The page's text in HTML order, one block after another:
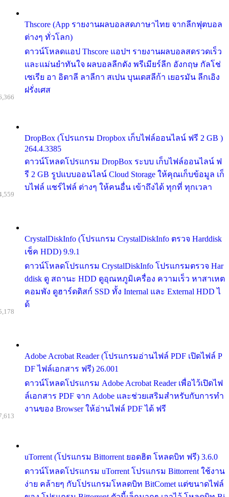
Thscore (App รายงานผลบอลสดภาษาไทย จากลีกฟุตบอล
ต่างๆ ทั่วโลก)
ดาวน์โหลดแอป Thscore แอปฯ รายงานผลบอลสดรวดเร็ว
และแม่นยำทันใจ ผลบอลลีกดัง พรีเมียร์ลีก อังกฤษ กัลโช่
เซเรีย อา อิตาลี ลาลีกา สเปน บุนเดสลีก้า เยอรมัน ลีกเอิง
ฝรั่งเศส
DropBox (โปรแกรม Dropbox เก็บไฟล์ออนไลน์ ฟรี 2 GB )
264.4.3385
ดาวน์โหลดโปรแกรม DropBox ระบบ เก็บไฟล์ออนไลน์ ฟ
รี 2 GB รูปแบบออนไลน์ Cloud Storage ให้คุณเก็บข้อมูล เก็
บไฟล์ แชร์ไฟล์ ต่างๆ ให้คนอื่น เข้าถึงได้ ทุกที่ ทุกเวลา
CrystalDiskInfo (โปรแกรม CrystalDiskInfo ตรวจ Harddisk
เช็ค HDD) 9.9.1
ดาวน์โหลดโปรแกรม CrystalDiskInfo โปรแกรมตรวจ Har
ddisk ดู สถานะ HDD ดูอุณหภูมิเครื่อง ความเร็ว หาสาเหต
คอมพัง ดูฮาร์ดดิสก์ SSD ทั้ง Internal และ External HDD ไ
ด้
Adobe Acrobat Reader (โปรแกรมอ่านไฟล์ PDF เปิดไฟล์ P
DF ไฟล์เอกสาร ฟรี) 26.001
ดาวน์โหลดโปรแกรม Adobe Acrobat Reader เพื่อไว้เปิดไฟ
ล์เอกสาร PDF จาก Adobe และช่วยเสริมสำหรับกับการทำ
งานของ Browser ให้อ่านไฟล์ PDF ได้ ฟรี
uTorrent (โปรแกรม Bittorrent ยอดฮิต โหลดบิท ฟรี) 3.6.0
ดาวน์โหลดโปรแกรม uTorrent โปรแกรม Bittorrent ใช้งาน
ง่าย คล้ายๆ กับโปรแกรมโหลดบิท BitComet แต่ขนาดไฟล์